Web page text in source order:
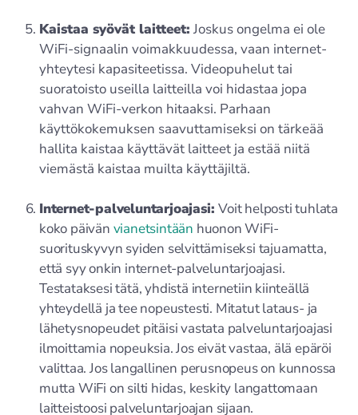
Kaistaa syövät laitteet: Joskus ongelma ei ole
WiFi-signaalin voimakkuudessa, vaan internet-
yhteytesi kapasiteetissa. Videopuhelut tai
suoratoisto useilla laitteilla voi hidastaa jopa
vahvan WiFi-verkon hitaaksi. Parhaan
käyttökokemuksen saavuttamiseksi on tärkeää
hallita kaistaa käyttävät laitteet ja estää niitä
viemästä kaistaa muilta käyttäjiltä.
Internet-palveluntarjoajasi:Voit helposti tuhlata
koko päivän vianetsintään huonon WiFi-
suorituskyvyn syiden selvittämiseksi tajuamatta,
että syy onkin internet-palveluntarjoajasi.
Testataksesi tätä, yhdistä internetiin kiinteällä
yhteydellä ja tee nopeustesti. Mitatut lataus- ja
lähetysnopeudet pitäisi vastata palveluntarjoajasi
ilmoittamia nopeuksia. Jos eivät vastaa, älä epäröi
valittaa. Jos langallinen perusnopeus on kunnossa
mutta WiFi on silti hidas, keskity langattomaan
laitteistoosi palveluntarjoajan sijaan.